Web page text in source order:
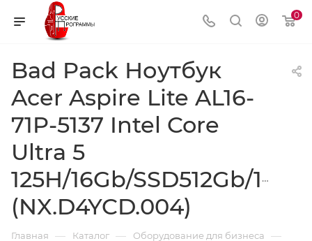
0
Bad Pack Ноутбук
Acer Aspire Lite AL16-
71P-5137 Intel Core
Ultra 5
125H/16Gb/SSD512Gb/
(NX.D4YCD.004)
Главная — Каталог — Оборудование для бизнеса —